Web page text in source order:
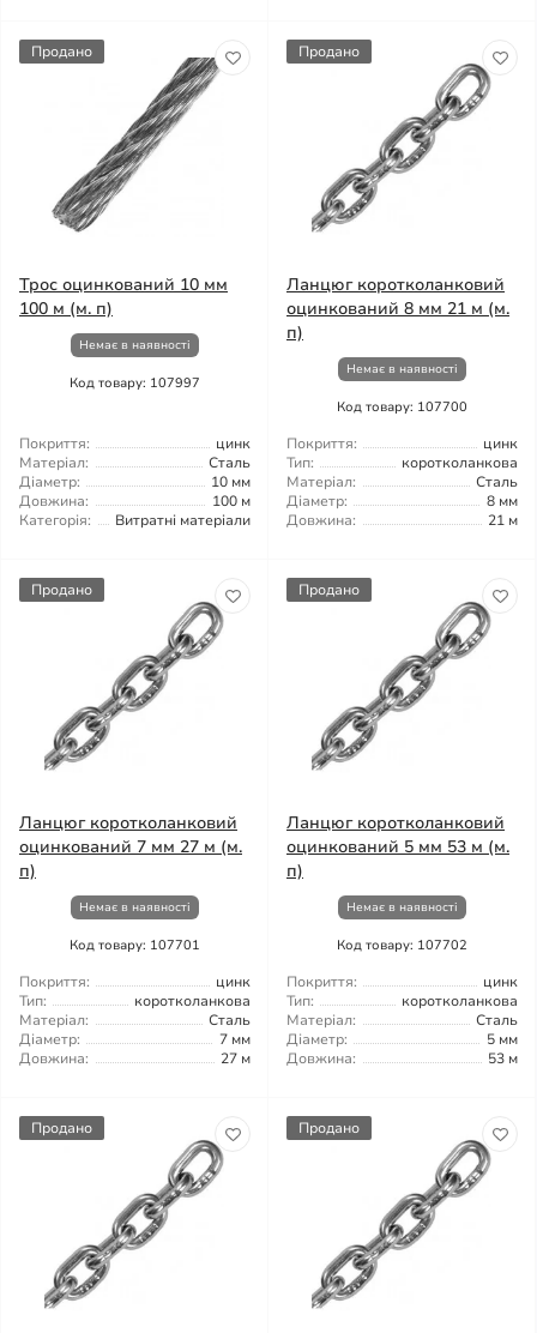
Продано
Трос оцинкований 10 мм
100 м (м. п)
Немає в наявності
Код товару: 107997
Покриття:
цинк
Матеріал:
Сталь
Діаметр:
10 мм
Довжина:
100 м
Категорія:
Витратні матеріали
Продано
Ланцюг коротколанковий
оцинкований 8 мм 21 м (м.
п)
Немає в наявності
Код товару: 107700
Покриття:
цинк
Тип:
коротколанкова
Матеріал:
Сталь
Діаметр:
8 мм
Довжина:
21 м
Продано
Ланцюг коротколанковий
оцинкований 7 мм 27 м (м.
п)
Немає в наявності
Код товару: 107701
Покриття:
цинк
Тип:
коротколанкова
Матеріал:
Сталь
Діаметр:
7 мм
Довжина:
27 м
Продано
Ланцюг коротколанковий
оцинкований 5 мм 53 м (м.
п)
Немає в наявності
Код товару: 107702
Покриття:
цинк
Тип:
коротколанкова
Матеріал:
Сталь
Діаметр:
5 мм
Довжина:
53 м
Продано Продано